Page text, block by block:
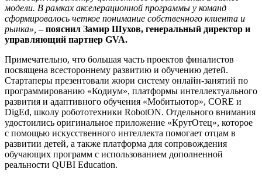
модели. В рамках акселерационной программы у команд
сформировалось четкое понимание собственного клиента и
рынка», – пояснил Замир Шухов, генеральный директор и
управляющий партнер GVA.
Примечательно, что большая часть проектов финалистов
посвящена всестороннему развитию и обучению детей.
Стартаперы презентовали жюри систему онлайн-занятий по
программированию «Кодиум», платформы интеллектуального
развития и адаптивного обучения «Мобитьютор», CORE и
DigEd, школу робототехники RobotON. Отдельного внимания
удостоились оригинальное приложение «КрутОтец», которое
с помощью искусственного интеллекта помогает отцам в
развитии детей, а также платформа для сопровождения
обучающих программ с использованием дополненной
реальности QUBI Education.